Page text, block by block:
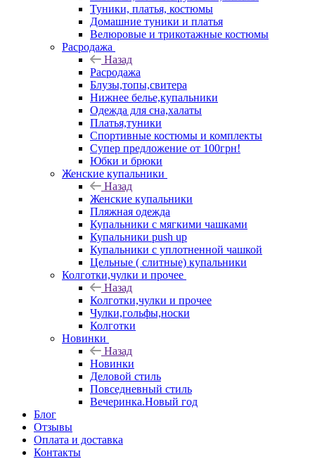
Туники, платья, костюмы
Домашние туники и платья
Велюровые и трикотажные костюмы
Расродажа
Назад
Расродажа
Блузы,топы,свитера
Нижнее белье,купальники
Одежда для сна,халаты
Платья,туники
Спортивные костюмы и комплекты
Супер предложение от 100грн!
Юбки и брюки
Женские купальники
Назад
Женские купальники
Пляжная одежда
Купальники с мягкими чашками
Купальники push up
Купальники с уплотненной чашкой
Цельные ( слитные) купальники
Колготки,чулки и прочее
Назад
Колготки,чулки и прочее
Чулки,гольфы,носки
Колготки
Новинки
Назад
Новинки
Деловой стиль
Повседневный стиль
Вечеринка.Новый год
Блог
Отзывы
Оплата и доставка
Контакты